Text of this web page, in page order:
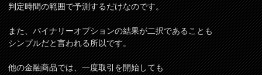
判定時間の範囲で予測するだけなのです。
また、バイナリーオプションの結果が二択であることも
シンプルだと言われる所以です。
他の金融商品では、一度取引を開始しても